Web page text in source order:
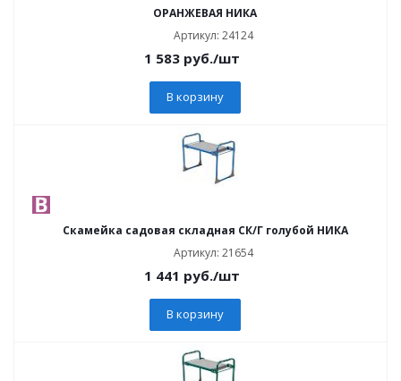
ОРАНЖЕВАЯ НИКА
Артикул: 24124
1 583руб./шт
В корзину
Скамейка садовая складная СК/Г голубой НИКА
Артикул: 21654
1 441 руб./шт
В корзину